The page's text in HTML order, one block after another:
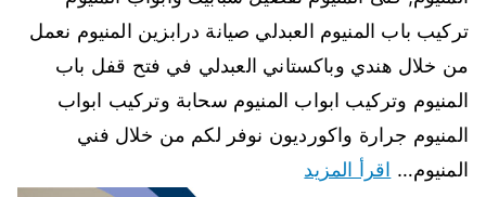
تركيب باب المنيوم العبدلي صيانة درابزين المنيوم نعمل
من خلال هندي وباكستاني العبدلي في فتح قفل باب
المنيوم وتركيب ابواب المنيوم سحابة وتركيب ابواب
المنيوم جرارة واكورديون نوفر لكم من خلال فني
المنيوم… اقرأ المزيد